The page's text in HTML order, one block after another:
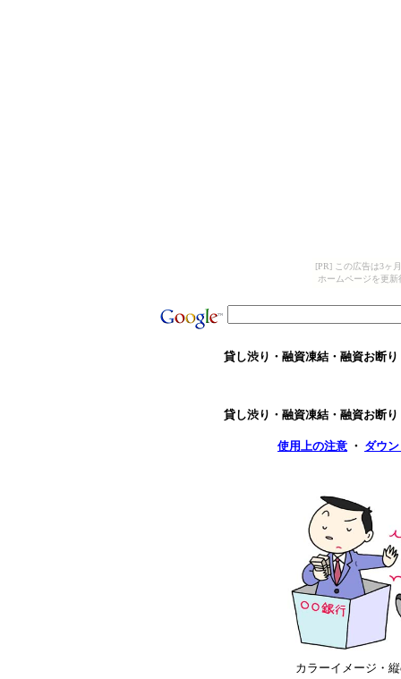
[PR] この広告は3ヶ
ホームページを更
貸し渋り・融資凍結・融資お断
貸し渋り・融資凍結・融資お断
使用上の注意 ・ ダウ
カラーイメージ・